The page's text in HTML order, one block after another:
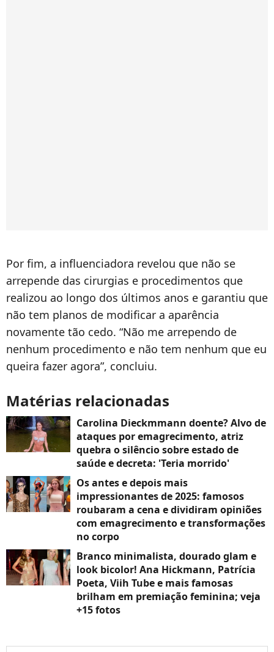
Por fim, a influenciadora revelou que não se
arrepende das cirurgias e procedimentos que
realizou ao longo dos últimos anos e garantiu que
não tem planos de modificar a aparência
novamente tão cedo. “Não me arrependo de
nenhum procedimento e não tem nenhum que eu
queira fazer agora”, concluiu.
Matérias relacionadas
Carolina Dieckmmann doente? Alvo de
ataques por emagrecimento, atriz
quebra o silêncio sobre estado de
saúde e decreta: 'Teria morrido'
Os antes e depois mais
impressionantes de 2025: famosos
roubaram a cena e dividiram opiniões
com emagrecimento e transformações
no corpo
Branco minimalista, dourado glam e
look bicolor! Ana Hickmann, Patrícia
Poeta, Viih Tube e mais famosas
brilham em premiação feminina; veja
+15 fotos